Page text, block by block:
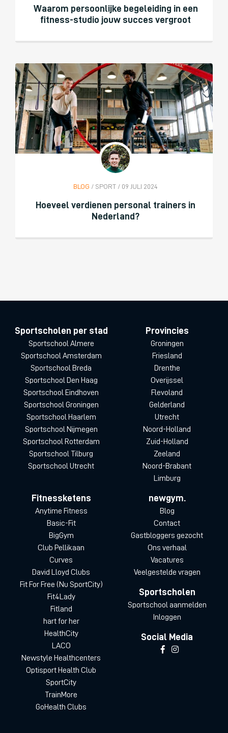
Waarom persoonlijke begeleiding in een
fitness-studio jouw succes vergroot
BLOG / SPORT / 09 JULI 2024
Hoeveel verdienen personal trainers in
Nederland?
Sportscholen per stad
Sportschool Almere
Sportschool Amsterdam
Sportschool Breda
Sportschool Den Haag
Sportschool Eindhoven
Sportschool Groningen
Sportschool Haarlem
Sportschool Nijmegen
Sportschool Rotterdam
Sportschool Tilburg
Sportschool Utrecht
Provincies
Groningen
Friesland
Drenthe
Overijssel
Flevoland
Gelderland
Utrecht
Noord-Holland
Zuid-Holland
Zeeland
Noord-Brabant
Limburg
Fitnessketens
Anytime Fitness
Basic-Fit
BigGym
Club Pellikaan
Curves
David Lloyd Clubs
Fit For Free (Nu SportCity)
Fit4Lady
Fitland
hart for her
HealthCity
LACO
Newstyle Healthcenters
Optisport Health Club
SportCity
TrainMore
GoHealth Clubs
newgym.
Blog
Contact
Gastbloggers gezocht
Ons verhaal
Vacatures
Veelgestelde vragen
Sportscholen
Sportschool aanmelden
Inloggen
Social Media